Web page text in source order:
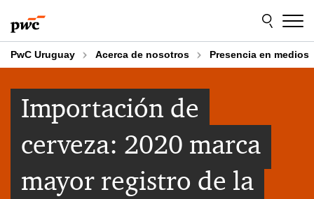
to
content
to
footer
PwC Uruguay Acerca de nosotros Presencia en medios
Importación de
cerveza: 2020 marca
mayor registro de la